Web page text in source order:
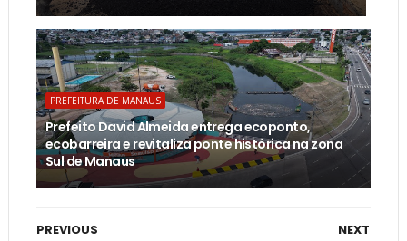
PREFEITURA DE MANAUS
Prefeito David Almeida entrega ecoponto,
ecobarreira e revitaliza ponte histórica na zona
Sul de Manaus
NEXT
PREVIOUS